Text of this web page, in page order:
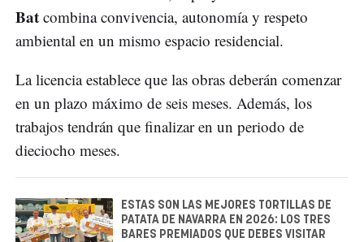
Bat combina convivencia, autonomía y respeto
ambiental en un mismo espacio residencial.
La licencia establece que las obras deberán comenzar
en un plazo máximo de seis meses. Además, los
trabajos tendrán que finalizar en un periodo de
dieciocho meses.
ESTAS SON LAS MEJORES TORTILLAS DE
PATATA DE NAVARRA EN 2026: LOS TRES
BARES PREMIADOS QUE DEBES VISITAR